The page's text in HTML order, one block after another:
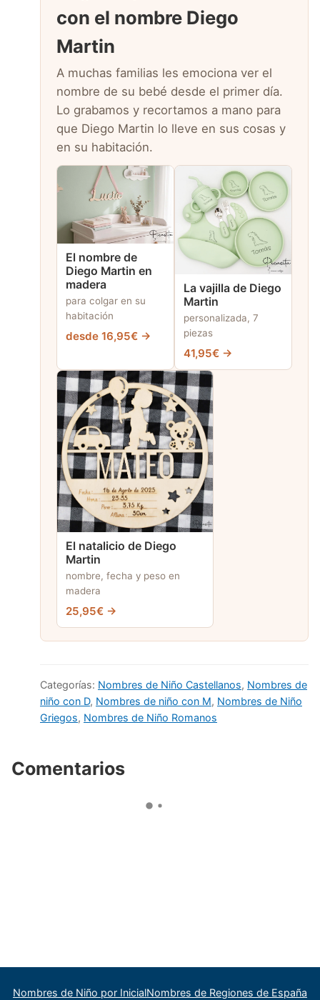
con el nombre Diego
Martin
A muchas familias les emociona ver el
nombre de su bebé desde el primer día.
Lo grabamos y recortamos a mano para
que Diego Martin lo lleve en sus cosas y
en su habitación.
El nombre de
Diego Martin en
madera
para colgar en su
habitación
desde 16,95€ →
La vajilla de Diego
Martin
personalizada, 7
piezas
41,95€ →
El natalicio de Diego
Martin
nombre, fecha y peso en
madera
25,95€ →
Categorías: Nombres de Niño Castellanos, Nombres de
niño con D, Nombres de niño con M, Nombres de Niño
Griegos, Nombres de Niño Romanos
Comentarios
Nombres de Niño por InicialNombres de Regiones de España